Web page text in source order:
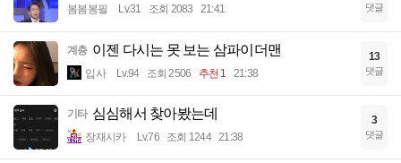
봄봄봉필 Lv.31 조회 2083 21:41 댓글
계층 이젠 다시는 못 보는 삼파이더맨
입사 Lv.94 조회 2506 추천 1 21:38
13
댓글
기타 심심해서 찾아봤는데
장재시카 Lv.76 조회 1244 21:38
3
댓글